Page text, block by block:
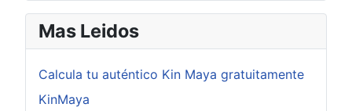
Mas Leidos
Calcula tu auténtico Kin Maya gratuitamente
KinMaya